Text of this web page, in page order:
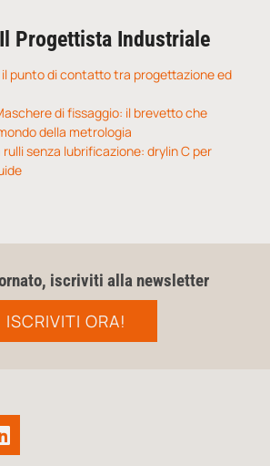
Progettista Industriale
il punto di contatto tra progettazione ed
di fissaggio: il brevetto che
della metrologia
rulli senza lubrificazione: drylin C per
iscriviti alla newsletter
ISCRIVITI ORA!